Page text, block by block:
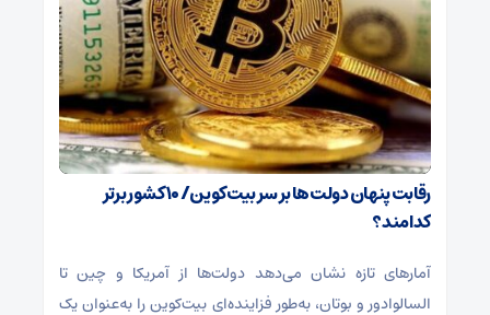
رقابت پنهان دولت‌ها بر سر بیت‌کوین/ ۱۰ کشور برتر
کدامند؟
آمارهای تازه نشان می‌دهد دولت‌ها از آمریکا و چین تا
السالوادور و بوتان، به‌طور فزاینده‌ای بیت‌کوین را به‌عنوان یک